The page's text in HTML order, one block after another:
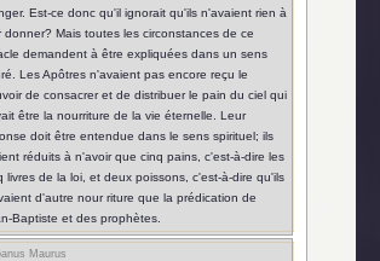
Est-ce donc qu'il ignorait qu'ils n'avaient rien à
donner? Mais toutes les circonstances de ce
demandent à être expliquées dans un sens
Les Apôtres n'avaient pas encore reçu le
de consacrer et de distribuer le pain du ciel qui
être la nourriture de la vie éternelle. Leur
doit être entendue dans le sens spirituel; ils
réduits à n'avoir que cinq pains, c'est-à-dire les
livres de la loi, et deux poissons, c'est-à-dire qu'ils
d'autre nour riture que la prédication de
Baptiste et des prophètes.
Maurus